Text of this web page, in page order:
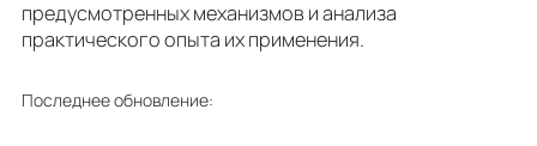
предусмотренных механизмов и анализа
практического опыта их применения.
Последнее обновление: